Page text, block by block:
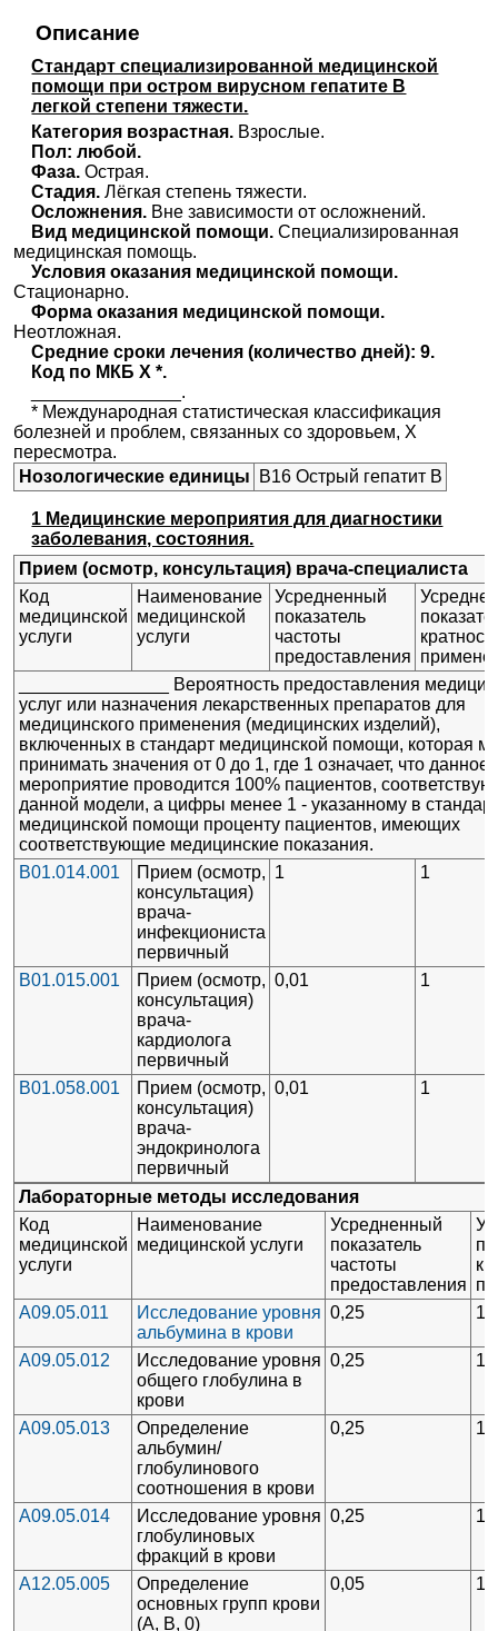
Описание
Стандарт специализированной медицинской
помощи при остром вирусном гепатите В
легкой степени тяжести.
Категория возрастная. Взрослые.
Пол: любой.
Фаза.Острая.
Стадия.Лёгкая степень тяжести.
Осложнения. Вне зависимости от осложнений.
Вид медицинской помощи.Специализированная
медицинская помощь.
Условия оказания медицинской помощи.
Стационарно.
Форма оказания медицинской помощи.
Неотложная.
Средние сроки лечения (количество дней): 9.
Код по МКБ X *.
_______________.
* Международная статистическая классификация
болезней и проблем, связанных со здоровьем, X
пересмотра.
Нозологические единицы
В16 Острый гепатит В
1 Медицинские мероприятия для диагностики
заболевания, состояния.
Прием (осмотр, консультация) врача-специалиста
Код
медицинской
услуги
Наименование
медицинской
услуги
Усредненный
показатель
частоты
предоставления
_______________ Вероятность предоставления
услуг или назначения лекарственных препаратов для
медицинского применения (медицинских изделий),
включенных в стандарт медицинской помощи, которая
принимать значения от 0 до 1, где 1 означает, что данное
мероприятие проводится 100% пациентов,
данной модели, а цифры менее 1 - указанному в
медицинской помощи проценту пациентов, имеющих
соответствующие медицинские показания.
B01.014.001
Прием (осмотр,
консультация)
врача-
инфекциониста
первичный
1 1
B01.015.001
Прием (осмотр,
консультация)
врача-
кардиолога
первичный
0,01 1
B01.058.001
Прием (осмотр,
консультация)
врача-
эндокринолога
первичный
0,01 1
Лабораторные методы исследования
Код
медицинской
услуги
Наименование
медицинской услуги
Усредненный
показатель
частоты
предоставления
A09.05.011
Исследование уровня
альбумина в крови
0,25 1
A09.05.012
Исследование уровня
общего глобулина в
крови
0,25 1
A09.05.013
Определение
альбумин/
глобулинового
соотношения в крови
0,25 1
A09.05.014
Исследование уровня
глобулиновых
фракций в крови
0,25 1
A12.05.005
Определение
основных групп крови
(А, В, 0)
0,05 1